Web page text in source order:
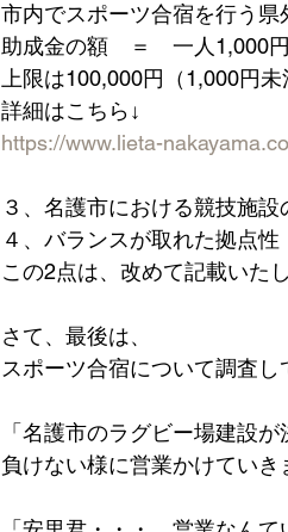
市内でスポーツ合宿を行う
助成金の額　＝　一人1,000
上限は100,000円（1,000円未
詳細はこちら↓
https://www.lieta-
３、名護市における競技施設
４、バランスが取れた拠点性
この2点は、改めて記載いたし
さて、最後は、
スポーツ合宿について調査し
「名護市のラグビー場建設
負けない様に営業かけていき